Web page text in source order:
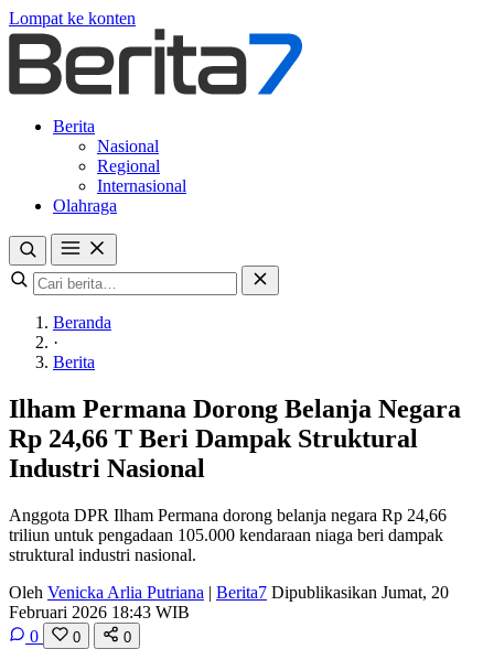
Lompat ke konten
Berita
Nasional
Regional
Internasional
Olahraga
Beranda
·
Berita
Ilham Permana Dorong Belanja Negara
Rp 24,66 T Beri Dampak Struktural
Industri Nasional
Anggota DPR Ilham Permana dorong belanja negara Rp 24,66
triliun untuk pengadaan 105.000 kendaraan niaga beri dampak
struktural industri nasional.
Oleh Venicka Arlia Putriana | Berita7 Dipublikasikan Jumat, 20
Februari 2026 18:43 WIB
0
0 0